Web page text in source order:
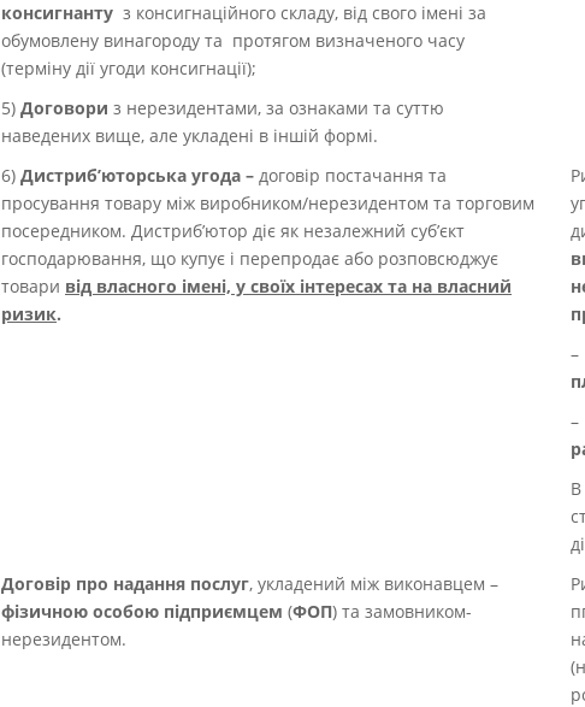
консигнанту з консигнаційного складу, від свого імені за
обумовлену винагороду та протягом визначеного часу
(терміну дії угоди консигнації);
5) Договори з нерезидентами, за ознаками та суттю
наведених вище, але укладені в іншій формі.
6) Дистриб’юторська угода – договір постачання та
просування товару між виробником/нерезидентом та торговим
посередником. Дистриб’ютор діє як незалежний суб’єкт
господарювання, що купує і перепродає або розповсюджує
товари від власного імені, у своїх інтересах та на власний
ризик.
Договір про надання послуг, укладений між виконавцем –
фізичною особою підприємцем (ФОП) та замовником-
нерезидентом.